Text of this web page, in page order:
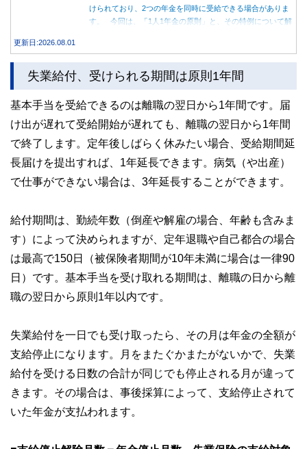
けられており、2つの年金を同時に受給できる場合がありま
す。 今回は、「1人1年金の原則」と、その特例について解
更新日:2026.08.01
失業給付、受けられる期間は原則1年間
基本手当を受給できるのは離職の翌日から1年間です。届
け出が遅れて受給開始が遅れても、離職の翌日から1年間
で終了します。定年後しばらく休みたい場合、受給期間延
長届けを提出すれば、1年延長できます。病気（や出産）
で仕事ができない場合は、3年延長することができます。
給付期間は、勤続年数（倒産や解雇の場合、年齢も含みま
す）によって決められますが、定年退職や自己都合の場合
は最高で150日（被保険者期間が10年未満に場合は一律90
日）です。基本手当を受け取れる期間は、離職の日から離
職の翌日から原則1年以内です。
失業給付を一日でも受け取ったら、その月は年金の全額が
支給停止になります。月をまたぐかまたがないかで、失業
給付を受ける日数の合計が同じでも停止される月が違って
きます。その場合は、事後採算によって、支給停止されて
いた年金が支払われます。